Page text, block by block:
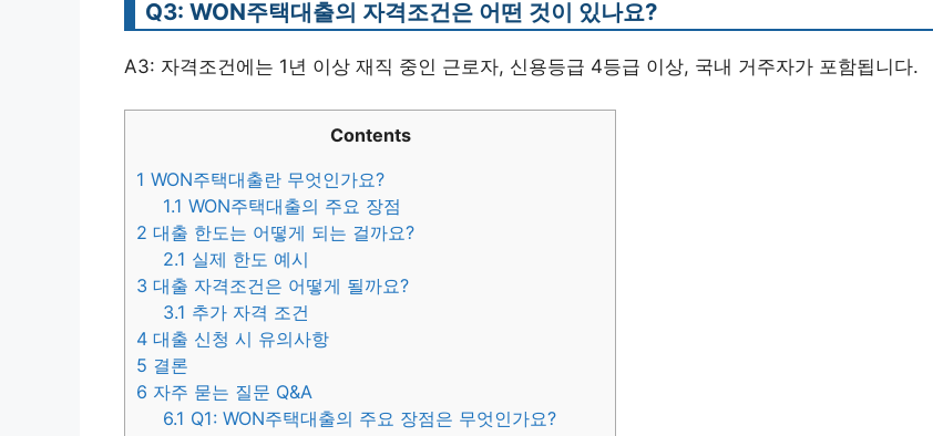
Q3: WON주택대출의 자격조건은 어떤 것이 있나요?
A3: 자격조건에는 1년 이상 재직 중인 근로자, 신용등급 4등급 이상, 국내 거주자가 포함됩니다.
Contents
1 WON주택대출란 무엇인가요?
1.1 WON주택대출의 주요 장점
2 대출 한도는 어떻게 되는 걸까요?
2.1 실제 한도 예시
3 대출 자격조건은 어떻게 될까요?
3.1 추가 자격 조건
4 대출 신청 시 유의사항
5 결론
6 자주 묻는 질문 Q&A
6.1 Q1: WON주택대출의 주요 장점은 무엇인가요?